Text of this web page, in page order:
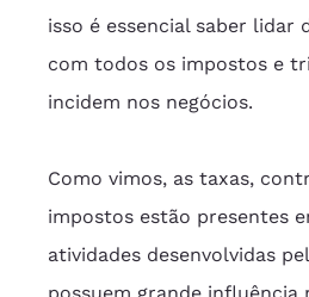
isso é essencial saber lidar
com todos os impostos e
incidem nos negócios.
Como vimos, as taxas,
impostos estão presentes
atividades desenvolvidas